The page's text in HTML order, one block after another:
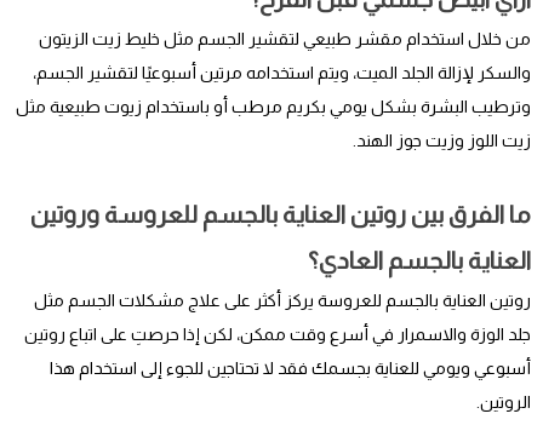
من خلال استخدام مقشر طبيعي لتقشير الجسم مثل خليط زيت الزيتون
والسكر لإزالة الجلد الميت، ويتم استخدامه مرتين أسبوعيًا لتقشير الجسم،
وترطيب البشرة بشكل يومي بكريم مرطب أو باستخدام زيوت طبيعية مثل
زيت اللوز وزيت جوز الهند.
ما الفرق بين روتين العناية بالجسم للعروسة وروتين
العناية بالجسم العادي؟
روتين العناية بالجسم للعروسة يركز أكثر على علاج مشكلات الجسم مثل
جلد الوزة والاسمرار في أسرع وقت ممكن، لكن إذا حرصتِ على اتباع روتين
أسبوعي ويومي للعناية بجسمك فقد لا تحتاجين للجوء إلى استخدام هذا
الروتين.